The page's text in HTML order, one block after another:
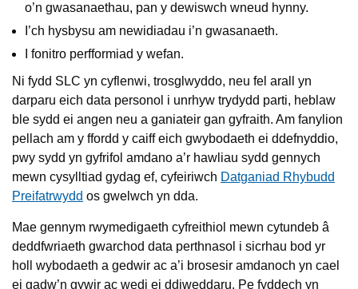
o’n gwasanaethau, pan y dewiswch wneud hynny.
I’ch hysbysu am newidiadau i’n gwasanaeth.
I fonitro perfformiad y wefan.
Ni fydd SLC yn cyflenwi, trosglwyddo, neu fel arall yn
darparu eich data personol i unrhyw trydydd parti, heblaw
ble sydd ei angen neu a ganiateir gan gyfraith. Am fanylion
pellach am y ffordd y caiff eich gwybodaeth ei ddefnyddio,
pwy sydd yn gyfrifol amdano a’r hawliau sydd gennych
mewn cysylltiad gydag ef, cyfeiriwch Datganiad Rhybudd
Preifatrwydd os gwelwch yn dda.
Mae gennym rwymedigaeth cyfreithiol mewn cytundeb â
deddfwriaeth gwarchod data perthnasol i sicrhau bod yr
holl wybodaeth a gedwir ac a’i brosesir amdanoch yn cael
ei gadw’n gywir ac wedi ei ddiweddaru. Pe fyddech yn